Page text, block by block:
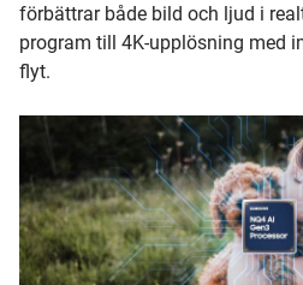
förbättrar både bild och ljud i
program till 4K-upplösning med
flyt.